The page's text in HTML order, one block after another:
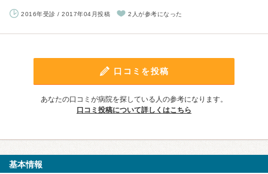
2016年受診 / 2017年04月投稿 2人が参考になった
口コミを投稿
あなたの口コミが病院を探している人の参考になります。
口コミ投稿について詳しくはこちら
基本情報